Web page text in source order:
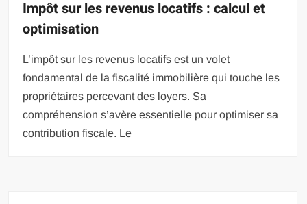
Impôt sur les revenus locatifs : calcul et
optimisation
L’impôt sur les revenus locatifs est un volet
fondamental de la fiscalité immobilière qui touche les
propriétaires percevant des loyers. Sa
compréhension s’avère essentielle pour optimiser sa
contribution fiscale. Le